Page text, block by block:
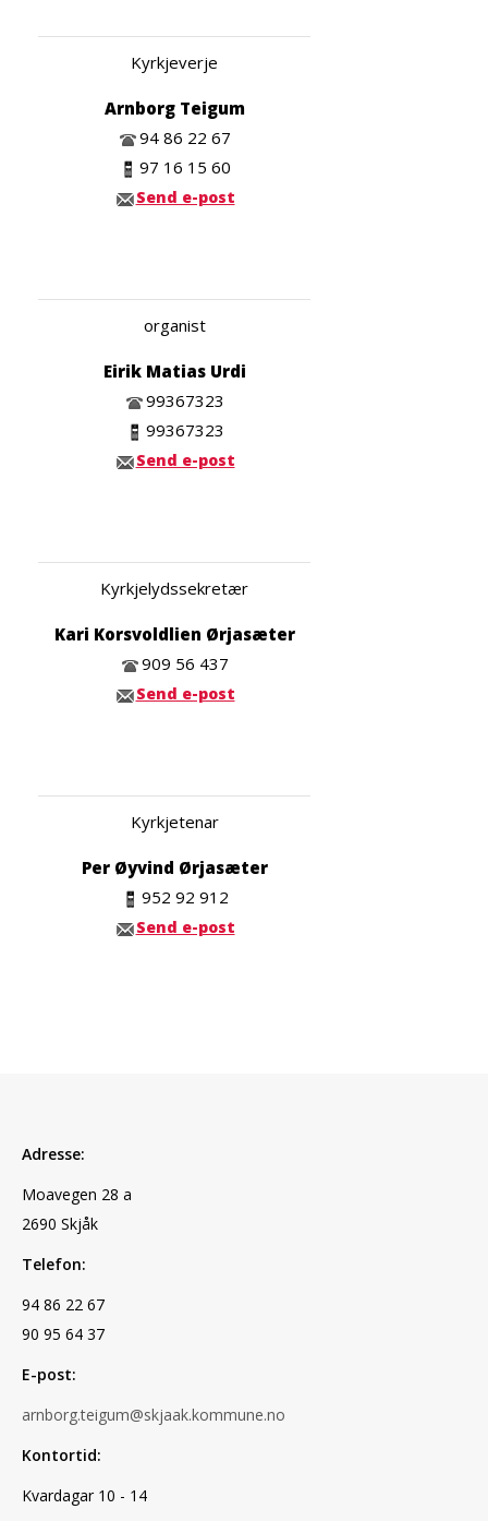
Kyrkjeverje
Arnborg Teigum
94 86 22 67
97 16 15 60
Send e-post
organist
Eirik Matias Urdi
99367323
99367323
Send e-post
Kyrkjelydssekretær
Kari Korsvoldlien Ørjasæter
909 56 437
Send e-post
Kyrkjetenar
Per Øyvind Ørjasæter
952 92 912
Send e-post
Adresse:
Moavegen 28 a
2690 Skjåk
Telefon:
94 86 22 67
90 95 64 37
E-post:
arnborg.teigum@skjaak.kommune.no
Kontortid:
Kvardagar 10 - 14